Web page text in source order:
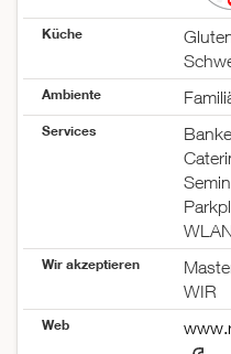
Küche
Ambiente
Services
Wir akzeptieren
WIR
Web